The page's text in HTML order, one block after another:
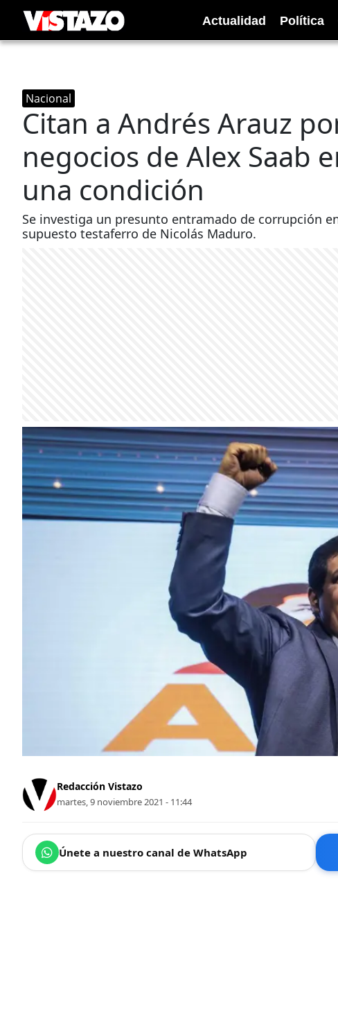
Actualidad Política
Nacional
Citan a Andrés Arauz
negocios de Alex Saab
una condición
Se investiga un presunto entramado de corrupción
supuesto testaferro de Nicolás Maduro.
Redacción Vistazo
martes, 9 noviembre 2021 - 11:44
Únete a nuestro canal de WhatsApp